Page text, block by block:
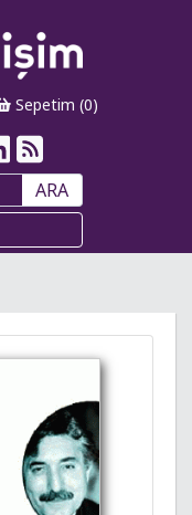
Sepetim (0)
ARA